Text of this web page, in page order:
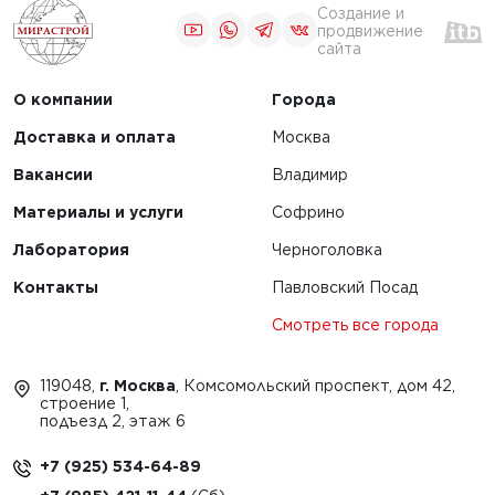
использования
специализированных
для строительства
железных дорог
ЧИТАТЬ
1
Создание и
продвижение
сайта
О компании
Доставка и оплата
Вакансии
Материалы и услуги
Лаборатория
Контакты
Города
Москва
Владимир
Софрино
Черноголовка
Павловский Посад
Смотреть все города
119048, г. Москва , Комсомольский проспект, дом 42,
строение 1,
подъезд 2, этаж 6
+7 (925) 534-64-89